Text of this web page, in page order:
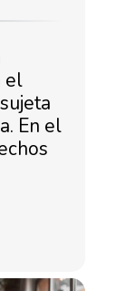
el
En el